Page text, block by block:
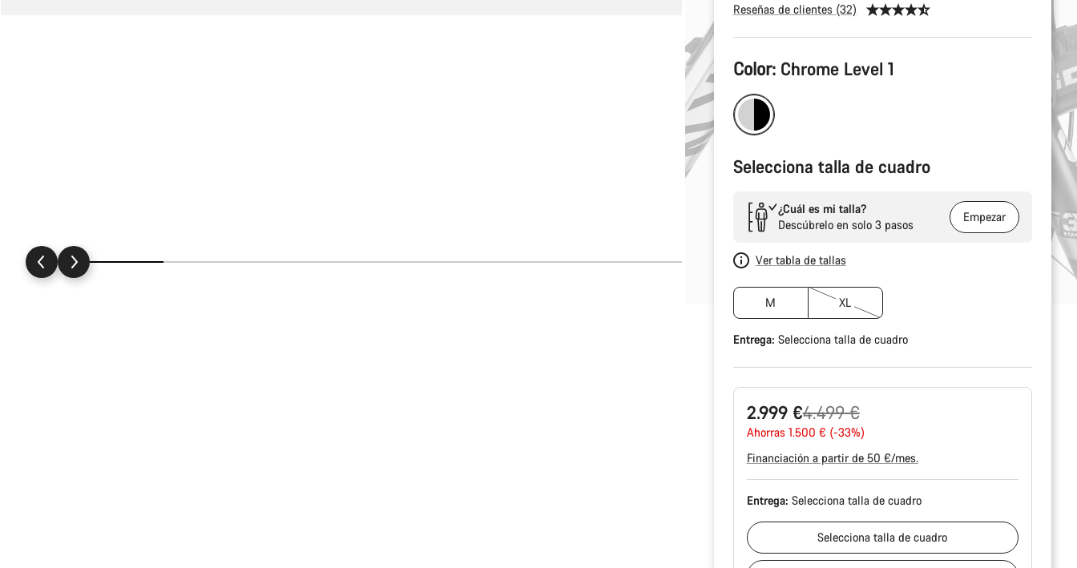
Reseñas de clientes (32)
Configuración
del
producto
Color: Chrome Level 1
Selecciona talla de cuadro
¿Cuál es mi talla?
Descúbrelo en solo 3 pasos
Empezar
Ver tabla de tallas
M XL
Entrega: Selecciona talla de cuadro
2.999 €
Precio
original
4.499 €
Ahorras 1.500 € (-33%)
Financiación a partir de 50 €/mes.
Entrega: Selecciona talla de cuadro
Seleccionatalla de cuadro